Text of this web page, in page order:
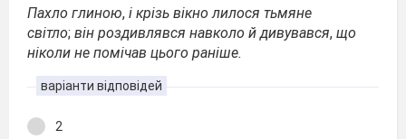
Пахло глиною, і крізь вікно лилося тьмяне
світло; він роздивлявся навколо й дивувався, що
ніколи не помічав цього раніше.
варіанти відповідей
2